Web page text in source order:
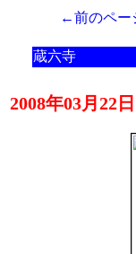
←前のペー
蔵六寺
2008年03月22日